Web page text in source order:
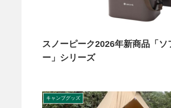
スノーピーク2026年新商品「ソ
ー」シリーズ
キャンプグッズ